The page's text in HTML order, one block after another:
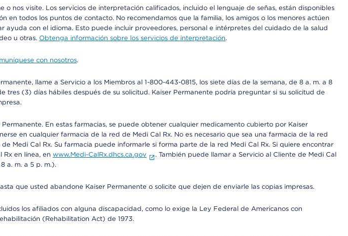
nos visite. Los servicios de interpretación calificados, incluido el lenguaje de señas, están disponibles
en todos los puntos de contacto. No recomendamos que la familia, los amigos o los menores actúen
con el idioma. Esto puede incluir proveedores, personal e intérpretes del cuidado de la salud
u otras. Obtenga información sobre los servicios de interpretación.
con nosotros.
llame a Servicio a los Miembros al 1-800-443-0815, los siete días de la semana, de 8 a. m. a 8
(3) días hábiles después de su solicitud. Kaiser Permanente podría preguntar si su solicitud de
En estas farmacias, se puede obtener cualquier medicamento cubierto por Kaiser
en cualquier farmacia de la red de Medi Cal Rx. No es necesario que sea una farmacia de la red
Medi Cal Rx. Su farmacia puede informarle si forma parte de la red Medi Cal Rx. Si quiere encontrar
Rx en línea, en www.Medi-CalRx.dhcs.ca.gov
. También puede llamar a Servicio al Cliente de Medi Cal
a. m. a 5 p. m.).
que usted abandone Kaiser Permanente o solicite que dejen de enviarle las copias impresas.
los afiliados con alguna discapacidad, como lo exige la Ley Federal de Americanos con
(Rehabilitation Act) de 1973.